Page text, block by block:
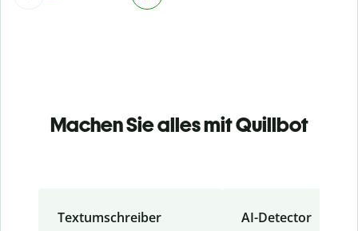
Machen Sie alles mit Quillbot
Textumschreiber AI-Detector